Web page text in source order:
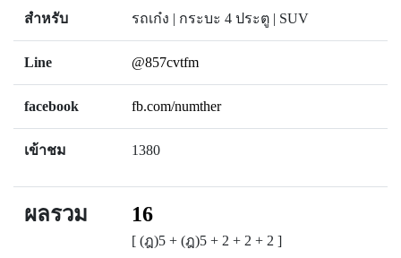
สำหรับ รถเก๋ง | กระบะ 4 ประตู | SUV
Line @857cvtfm
facebook fb.com/numther
เข้าชม 1380
ผลรวม 16
[ (ฎ)5 + (ฎ)5 + 2 + 2 + 2 ]